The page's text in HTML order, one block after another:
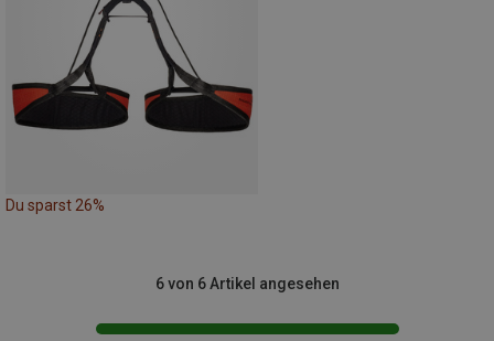
Du sparst 26%
6 von 6 Artikel angesehen